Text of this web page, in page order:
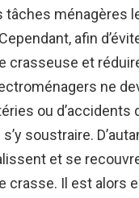
tâches ménagères
afin
crasseuse et
ne
ou d’accidents
soustraire.
et se
crasse. Il est alors